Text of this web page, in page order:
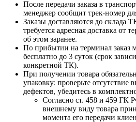
После передачи заказа в
менеджер сообщит трек-номер
Заказы доставляются до склада
требуется адресная доставка от
об этом заранее.
По прибытии на терминал заказ
бесплатно до 3 суток (срок
конкретной ТК).
При получении товара
упаковку: проверьте
дефектов, убедитесь в
Согласно ст. 458 и 459 ГК
внешнему виду товара
момента его передачи